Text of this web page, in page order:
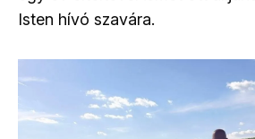
Isten hívó szavára.